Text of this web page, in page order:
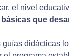
el nivel
que
guías didácticas